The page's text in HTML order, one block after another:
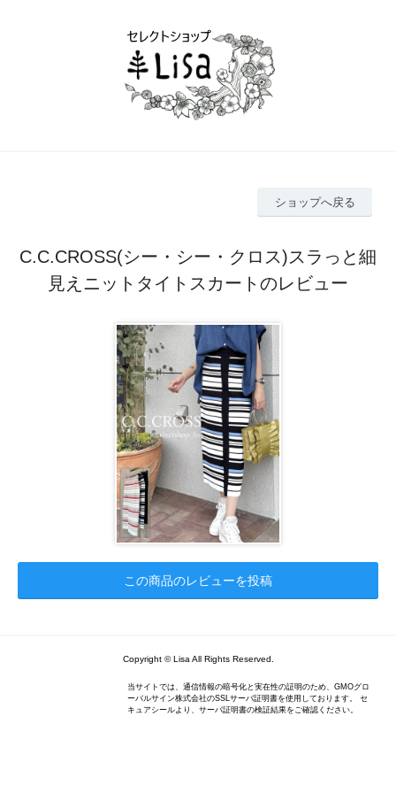
ショップへ戻る
C.C.CROSS(シー・シー・クロス)スラっと細
見えニットタイトスカートのレビュー
この商品のレビューを投稿
Copyright © Lisa All Rights Reserved.
当サイトでは、通信情報の暗号化と実在性の証明のため、GMOグロ
ーバルサイン株式会社のSSLサーバ証明書を使用しております。 セ
キュアシールより、サーバ証明書の検証結果をご確認ください。